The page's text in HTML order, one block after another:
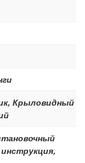
Крыловидный